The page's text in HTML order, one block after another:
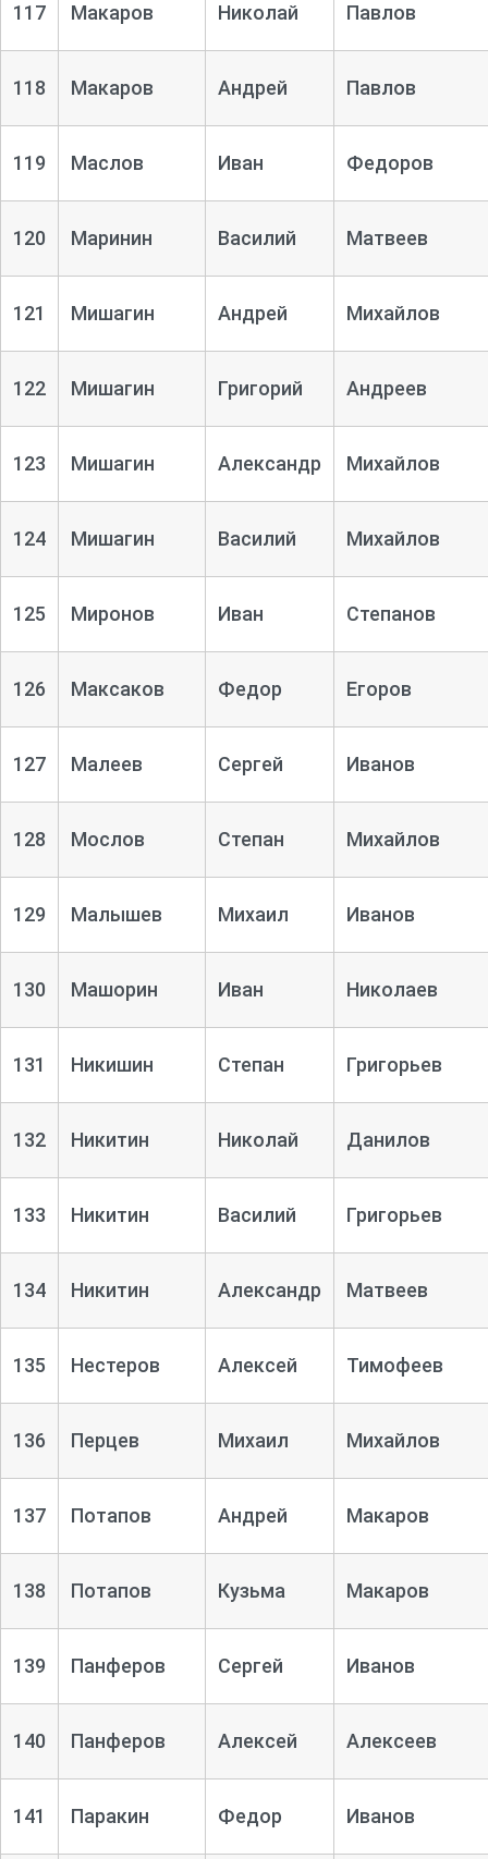
117 Макаров Николай Павлов
118 Макаров Андрей Павлов
119 Маслов Иван Федоров
120 Маринин Василий Матвеев
121 Мишагин Андрей Михайлов
122 Мишагин Григорий Андреев
123 Мишагин Александр Михайлов
124 Мишагин Василий Михайлов
125 Миронов Иван Степанов
126 Максаков Федор Егоров
127 Малеев Сергей Иванов
128 Мослов Степан Михайлов
129 Малышев Михаил Иванов
130 Машорин Иван Николаев
131 Никишин Степан Григорьев
132 Никитин Николай Данилов
133 Никитин Василий Григорьев
134 Никитин Александр Матвеев
135 Нестеров Алексей Тимофеев
136 Перцев Михаил Михайлов
137 Потапов Андрей Макаров
138 Потапов Кузьма Макаров
139 Панферов Сергей Иванов
140 Панферов Алексей Алексеев
141 Паракин Федор Иванов